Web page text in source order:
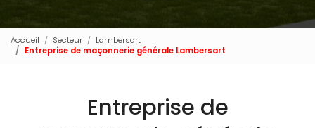
Accueil Secteur
Lambersart
Entreprise de maçonnerie générale Lambersart
Entreprise de